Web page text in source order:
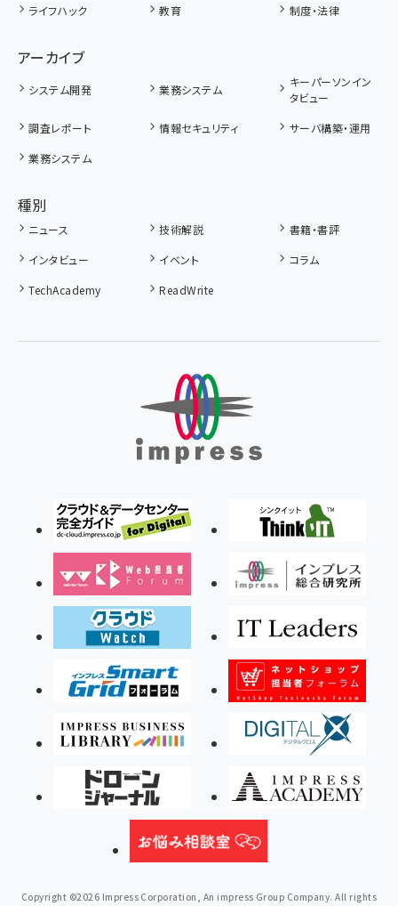
ライフハック
教育 制度・法律
アーカイブ
システム開発 業務システム
キーパーソンイン
タビュー
調査レポート
情報セキュリティ
サーバ構築・運用
業務システム
種別
ニュース 技術解説
書籍・書評
インタビュー
イベント
コラム
TechAcademy
ReadWrite
Copyright ©2026 Impress Corporation, An impress Group Company. All rights